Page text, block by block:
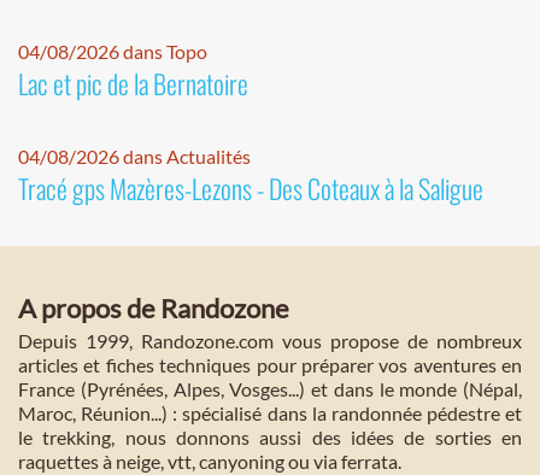
04/08/2026 dans Topo
Lac et pic de la Bernatoire
04/08/2026 dans Actualités
Tracé gps Mazères-Lezons - Des Coteaux à la Saligue
A propos de Randozone
Depuis 1999, Randozone.com vous propose de nombreux
articles et fiches techniques pour préparer vos aventures en
France (Pyrénées, Alpes, Vosges...) et dans le monde (Népal,
Maroc, Réunion...) : spécialisé dans la randonnée pédestre et
le trekking, nous donnons aussi des idées de sorties en
raquettes à neige, vtt, canyoning ou via ferrata.